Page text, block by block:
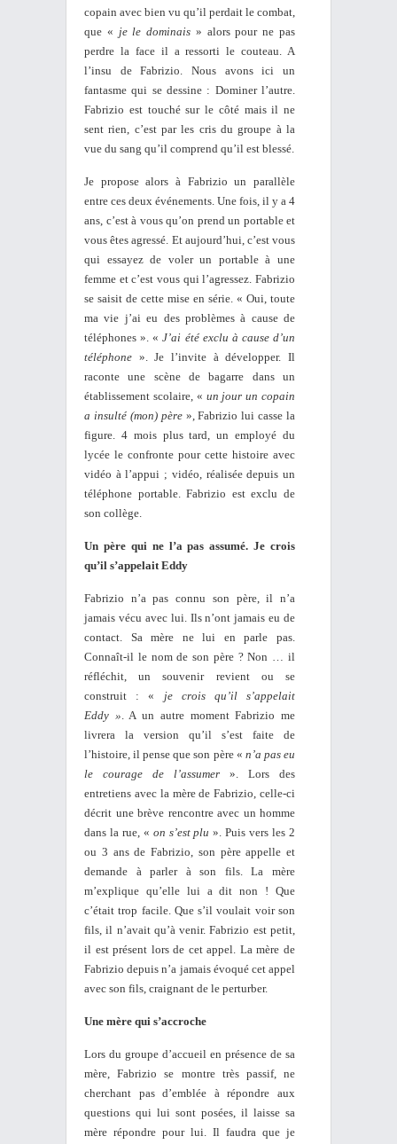
copain avec bien vu qu’il perdait le combat,
que « je le dominais » alors pour ne pas
perdre la face il a ressorti le couteau. A
l’insu de Fabrizio. Nous avons ici un
fantasme qui se dessine : Dominer l’autre.
Fabrizio est touché sur le côté mais il ne
sent rien, c’est par les cris du groupe à la
vue du sang qu’il comprend qu’il est blessé.
Je propose alors à Fabrizio un parallèle
entre ces deux événements. Une fois, il y a 4
ans, c’est à vous qu’on prend un portable et
vous êtes agressé. Et aujourd’hui, c’est vous
qui essayez de voler un portable à une
femme et c’est vous qui l’agressez. Fabrizio
se saisit de cette mise en série. « Oui, toute
ma vie j’ai eu des problèmes à cause de
téléphones ». «J’ai été exclu à cause d’un
téléphone ». Je l’invite à développer. Il
raconte une scène de bagarre dans un
établissement scolaire, « un jour un copain
a insulté (mon) père », Fabrizio lui casse la
figure. 4 mois plus tard, un employé du
lycée le confronte pour cette histoire avec
vidéo à l’appui ; vidéo, réalisée depuis un
téléphone portable. Fabrizio est exclu de
son collège.
Un père qui ne l’a pas assumé. Je crois
qu’il s’appelait Eddy
Fabrizio n’a pas connu son père, il n’a
jamais vécu avec lui. Ils n’ont jamais eu de
contact. Sa mère ne lui en parle pas.
Connaît-il le nom de son père ? Non … il
réfléchit, un souvenir revient ou se
construit : « je crois qu’il s’appelait
Eddy ». A un autre moment Fabrizio me
livrera la version qu’il s’est faite de
l’histoire, il pense que son père « n’a pas eu
le courage de l’assumer ». Lors des
entretiens avec la mère de Fabrizio, celle-ci
décrit une brève rencontre avec un homme
dans la rue, « on s’est plu». Puis vers les 2
ou 3 ans de Fabrizio, son père appelle et
demande à parler à son fils. La mère
m’explique qu’elle lui a dit non ! Que
c’était trop facile. Que s’il voulait voir son
fils, il n’avait qu’à venir. Fabrizio est petit,
il est présent lors de cet appel. La mère de
Fabrizio depuis n’a jamais évoqué cet appel
avec son fils, craignant de le perturber.
Une mère qui s’accroche
Lors du groupe d’accueil en présence de sa
mère, Fabrizio se montre très passif, ne
cherchant pas d’emblée à répondre aux
questions qui lui sont posées, il laisse sa
mère répondre pour lui. Il faudra que je